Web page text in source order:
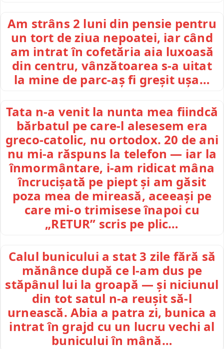
Am strâns 2 luni din pensie pentru
un tort de ziua nepoatei, iar când
am intrat în cofetăria aia luxoasă
din centru, vânzătoarea s-a uitat
la mine de parc-aș fi greșit ușa…
Tata n-a venit la nunta mea fiindcă
bărbatul pe care-l alesesem era
greco-catolic, nu ortodox. 20 de ani
nu mi-a răspuns la telefon — iar la
înmormântare, i-am ridicat mâna
încrucișată pe piept și am găsit
poza mea de mireasă, aceeași pe
care mi-o trimisese înapoi cu
„RETUR” scris pe plic…
Calul bunicului a stat 3 zile fără să
mănânce după ce l-am dus pe
stăpânul lui la groapă — și niciunul
din tot satul n-a reușit să-l
urnească. Abia a patra zi, bunica a
intrat în grajd cu un lucru vechi al
bunicului în mână…